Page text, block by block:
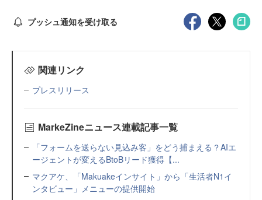
プッシュ通知を受け取る
関連リンク
プレスリリース
MarkeZineニュース連載記事一覧
「フォームを送らない見込み客」をどう捕まえる？AIエ
ージェントが変えるBtoBリード獲得【...
マクアケ、「Makuakeインサイト」から「生活者N1イ
ンタビュー」メニューの提供開始